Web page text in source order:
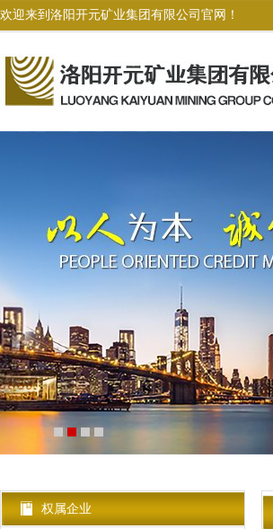
欢迎来到洛阳开元矿业集团有限公司官网！
权属企业